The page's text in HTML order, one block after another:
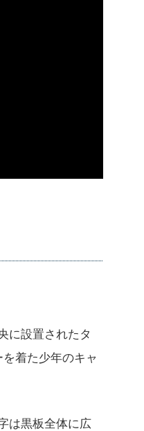
に設置されたタ
着た少年のキャ
は黒板全体に広